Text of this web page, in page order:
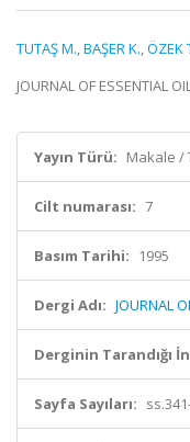
TUTAŞ M.,BAŞER K.,ÖZEK
JOURNAL OF ESSENTIAL
Yayın Türü: Makale /
Cilt numarası: 7
Basım Tarihi: 1995
Dergi Adı: JOURNAL
Derginin Tarandığı
Sayfa Sayıları: